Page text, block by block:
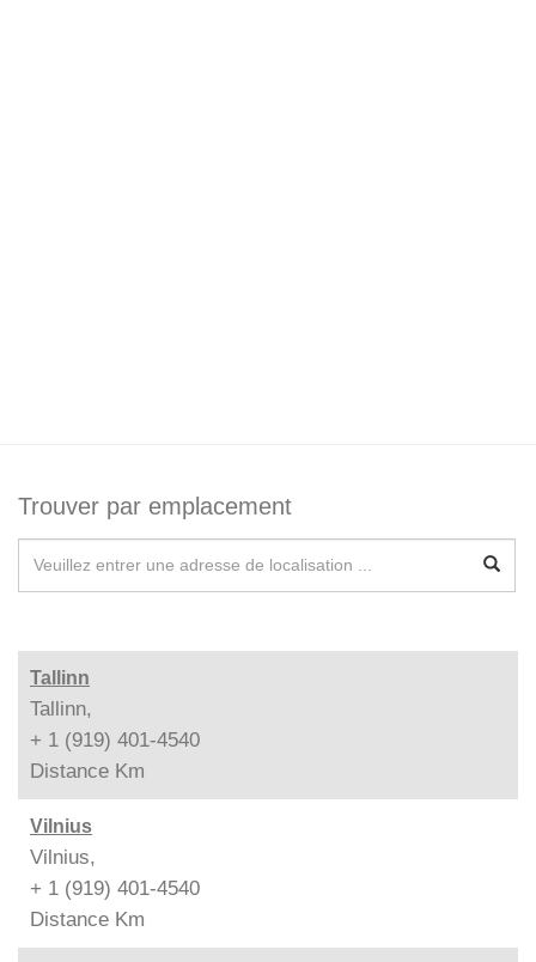
Trouver par emplacement
Tallinn
Tallinn,
+ 1 (919) 401-4540
Distance Km
Vilnius
Vilnius,
+ 1 (919) 401-4540
Distance Km